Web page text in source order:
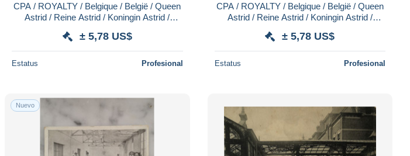
CPA / ROYALTY / Belgique / België / Queen
Astrid / Reine Astrid / Koningin Astrid /
± 5,78 US$
Estatus Profesional
CPA / ROYALTY / Belgique / België / Queen
Astrid / Reine Astrid / Koningin Astrid /
± 5,78 US$
Estatus Profesional
Nuevo